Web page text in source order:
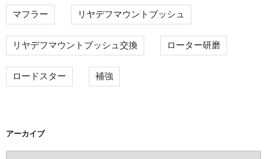
マフラー リヤデフマウントブッシュ
リヤデフマウントブッシュ交換 ローター研磨
ロードスター 補強
アーカイブ